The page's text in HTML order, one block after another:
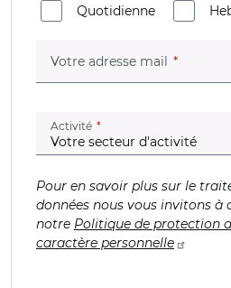
Quotidienne
Votre adresse mail (champ
Activité (champ obligatoire)
Pour en savoir plus sur le
données nous vous invitons à
notre Politique de protection
caractère personnelle